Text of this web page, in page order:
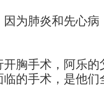
为肺炎和先心
胸手术，阿乐的
的手术，是他们